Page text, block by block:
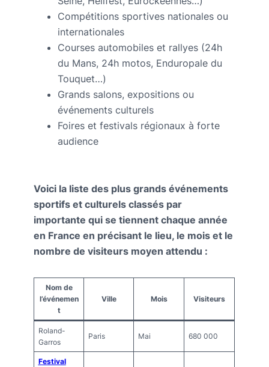
Compétitions sportives nationales ou
internationales
Courses automobiles et rallyes (24h
du Mans, 24h motos, Enduropale du
Touquet…)
Grands salons, expositions ou
événements culturels
Foires et festivals régionaux à forte
audience
Voici la liste des plus grands événements
sportifs et culturels classés par
importante qui se tiennent chaque année
en France en précisant le lieu, le mois et le
nombre de visiteurs moyen attendu :
Nom de
l’événemen
t
Ville Mois Visiteurs
Roland-
Garros
Paris Mai 680 000
Festival